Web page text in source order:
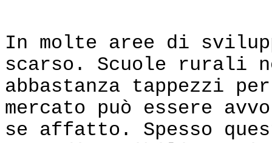
In molte aree di
scarso. Scuole rurali
abbastanza tappezzi
mercato può essere
se affatto. Spesso